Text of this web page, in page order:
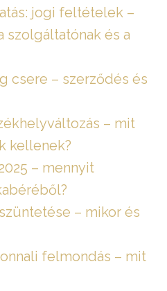
jogi feltételek –
szolgáltatónak és a
csere – szerződés és
– mit
kellenek?
– mennyit
– mikor és
felmondás – mit